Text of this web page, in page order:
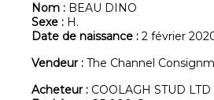
Nom : BEAU DINO
Sexe : H.
Date de naissance : 2 février
Vendeur : The Channel
Acheteur : COOLAGH STUD LTD